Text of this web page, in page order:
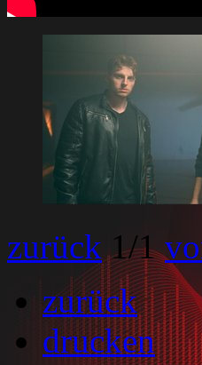
zurück 1/1
zurück
drucken